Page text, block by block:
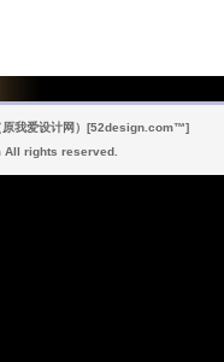
原我爱设计网）[52design.com™]
All rights reserved.